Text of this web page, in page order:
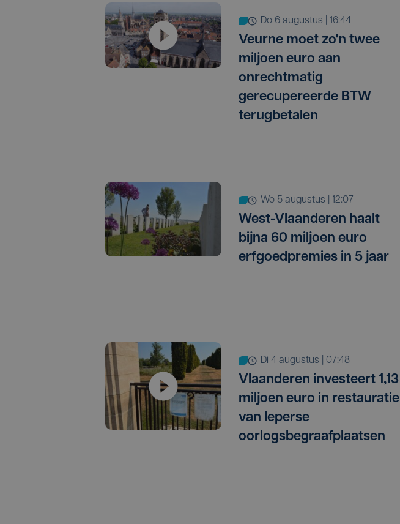
do 6 augustus | 16:44
Veurne moet zo'n twee
miljoen euro aan
onrechtmatig
gerecupereerde BTW
terugbetalen
wo 5 augustus | 12:07
West-Vlaanderen haalt
bijna 60 miljoen euro
erfgoedpremies in 5 jaar
di 4 augustus | 07:48
Vlaanderen investeert 1,13
miljoen euro in restauratie
van Ieperse
oorlogsbegraafplaatsen